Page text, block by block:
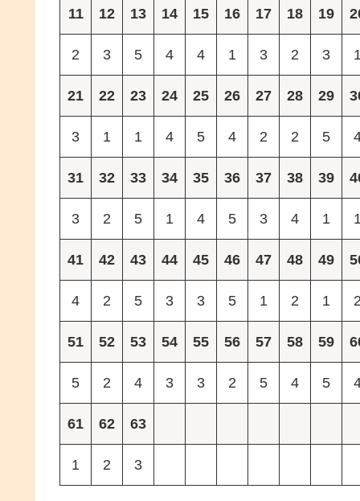
11 12 13 14 15 16 17 18 19
2 3 5 4 4 1 3 2 3
21 22 23 24 25 26 27 28 29
3 1 1 4 5 4 2 2 5
31 32 33 34 35 36 37 38 39
3 2 5 1 4 5 3 4 1
41 42 43 44 45 46 47 48 49
4 2 5 3 3 5 1 2 1 2
51 52 53 54 55 56 57 58 59
5 2 4 3 3 2 5 4 5
61 62 63
1 2 3